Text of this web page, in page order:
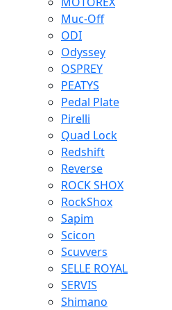
Muc-Off
ODI
Odyssey
OSPREY
PEATYS
Pedal Plate
Pirelli
Quad Lock
Redshift
Reverse
ROCK SHOX
RockShox
Sapim
Scicon
Scuvvers
SELLE ROYAL
SERVIS
Shimano